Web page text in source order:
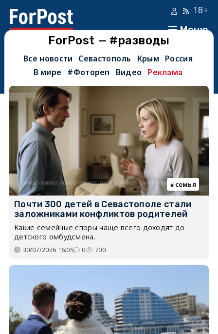
Меню
18+
ForPost — #разводы
Все новости Севастополь Крым
Россия
В мире
#Фотореп Видео Реклама
семья
Почти 300 детей в Севастополе стали
заложниками конфликтов родителей
Какие семейные споры чаще всего доходят до
детского омбудсмена.
30/07/2026 16:05 0 700